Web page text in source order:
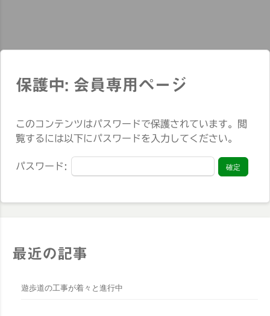
保護中: 会員専用ページ
このコンテンツはパスワードで保護されています。閲
覧するには以下にパスワードを入力してください。
パスワード:
最近の記事
遊歩道の工事が着々と進行中